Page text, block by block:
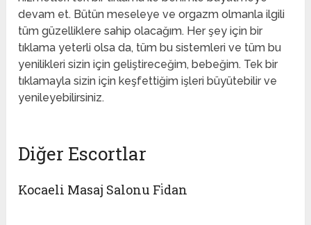
devam et. Bütün meseleye ve orgazm olmanla ilgili
tüm güzelliklere sahip olacağım. Her şey için bir
tıklama yeterli olsa da, tüm bu sistemleri ve tüm bu
yenilikleri sizin için geliştireceğim, bebeğim. Tek bir
tıklamayla sizin için keşfettiğim işleri büyütebilir ve
yenileyebilirsiniz.
Diğer Escortlar
Kocaeli Masaj Salonu Fi̇dan